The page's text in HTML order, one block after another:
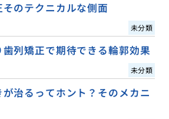
のテクニカルな側面
未分類
列矯正で期待できる輪郭効果
未分類
治るってホント？そのメカニ